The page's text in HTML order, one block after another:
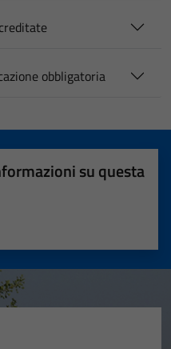
obbligatoria
su questa
5